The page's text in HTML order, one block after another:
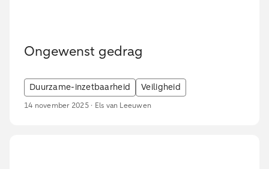
Ongewenst gedrag
Duurzame-inzetbaarheid Veiligheid
14 november 2025 · Els van Leeuwen